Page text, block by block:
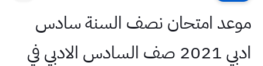
موعد امتحان نصف السنة سادس
ادبي 2021 صف السادس الادبي في